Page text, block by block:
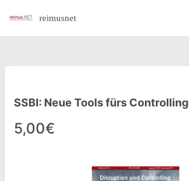
reimusnet
SSBI: Neue Tools fürs Controlling
5,00€